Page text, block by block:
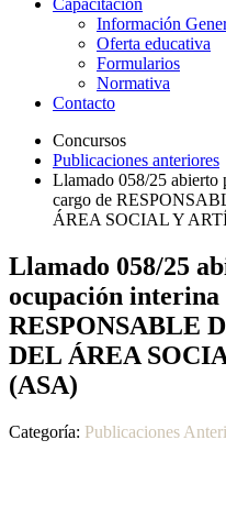
Información
Oferta educativa
Formularios
Normativa
Contacto
Concursos
Publicaciones anteriores
Llamado 058/25 abierto
cargo de
ÁREA SOCIAL Y
Llamado 058/25
ocupación interina
RESPONSABLE
DEL ÁREA
(ASA)
Categoría: Publicaciones